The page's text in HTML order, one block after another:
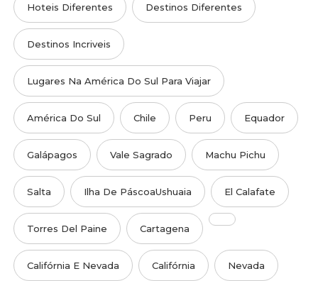
Hoteis Diferentes Destinos Diferentes
Destinos Incriveis
Lugares Na América Do Sul Para Viajar
América Do Sul Chile Peru Equador
Galápagos Vale Sagrado Machu Pichu
Salta Ilha De PáscoaUshuaia El Calafate
Torres Del Paine Cartagena
Califórnia E Nevada Califórnia Nevada